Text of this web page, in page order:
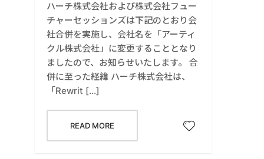
ハーチ株式会社および株式会社フュー
チャーセッションズは下記のとおり会
社合併を実施し、会社名を「アーティ
クル株式会社」に変更することとなり
ましたので、お知らせいたします。 合
併に至った経緯 ハーチ株式会社は、
「Rewrit […]
READ MORE